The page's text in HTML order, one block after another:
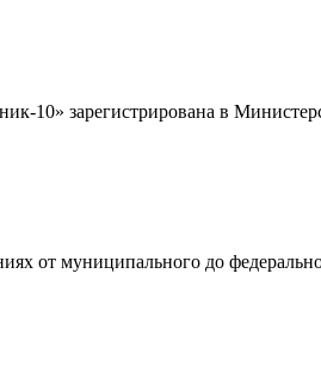
10» зарегистрирована в
от муниципального до